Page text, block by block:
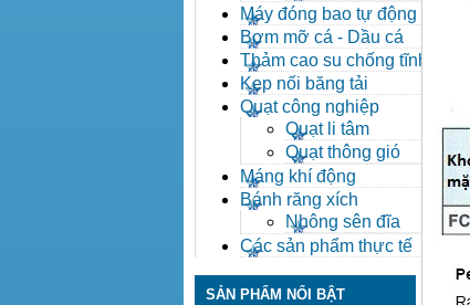
Máy đóng bao tự động
Bơm mỡ cá - Dầu cá
Thảm cao su chống tĩnh
điện
Kẹp nối băng tải
Quạt công nghiệp
Quạt li tâm
Quạt thông gió
Máng khí động
Bánh răng xích
Nhông sên đĩa
Các sản phẩm thực tế
SẢN PHẨM NỔI BẬT